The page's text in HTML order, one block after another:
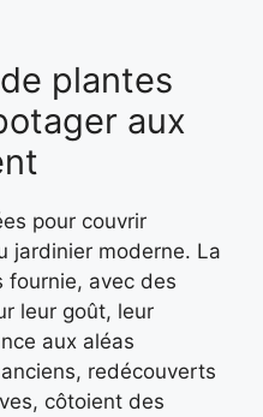
plantes
aux
pour couvrir
jardinier moderne. La
fournie, avec des
leur goût, leur
aux aléas
redécouverts
côtoient des